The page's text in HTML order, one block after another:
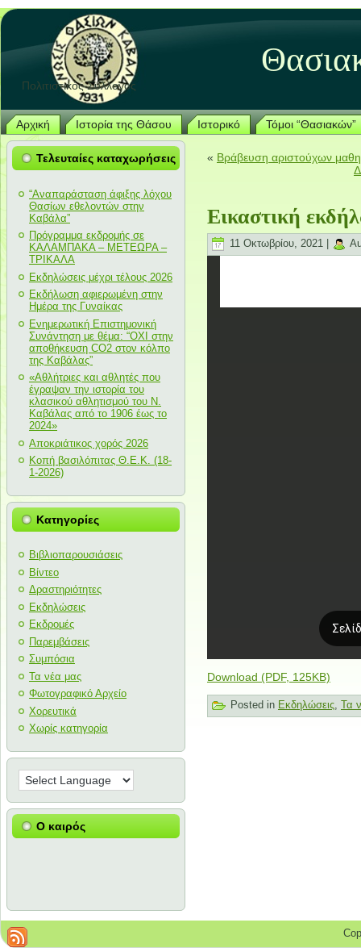
Πολιτιστικός Σύλλογος
Αρχική Ιστορία της Θάσου Ιστορικό Τόμοι “Θασιακών”
Τελευταίες καταχωρήσεις
“Αναπαράσταση άφιξης λόχου
Θασίων εθελοντών στην
Καβάλα”
Πρόγραμμα εκδρομής σε
ΚΑΛΑΜΠΑΚΑ – ΜΕΤΕΩΡΑ –
ΤΡΙΚΑΛΑ
Εκδηλώσεις μέχρι τέλους 2026
Εκδήλωση αφιερωμένη στην
Ημέρα της Γυναίκας
Ενημερωτική Επιστημονική
Συνάντηση με θέμα: “ΟΧΙ στην
αποθήκευση CO2 στον κόλπο
της Καβάλας”
«Αθλήτριες και αθλητές που
έγραψαν την ιστορία του
κλασικού αθλητισμού του Ν.
Καβάλας από το 1906 έως το
2024»
Αποκριάτικος χορός 2026
Κοπή βασιλόπιτας Θ.Ε.Κ. (18-
1-2026)
Κατηγορίες
Βιβλιοπαρουσιάσεις
Βίντεο
Δραστηριότητες
Εκδηλώσεις
Εκδρομές
Παρεμβάσεις
Συμπόσια
Τα νέα μας
Φωτογραφικό Αρχείο
Χορευτικά
Χωρίς κατηγορία
Ο καιρός
« Βράβευση αριστούχων
Εικαστική
11 Οκτωβρίου, 2021 |
Download (PDF, 125KB)
Posted in Εκδηλώσεις, Τα